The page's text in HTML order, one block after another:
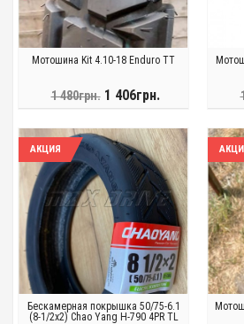
Мотошина Kit 4.10-18 Enduro TT
1 480грн. 1 406грн.
АКЦИЯ
Бескамерная покрышка 50/75-6.1
(8-1/2x2) Chao Yang H-790 4PR TL